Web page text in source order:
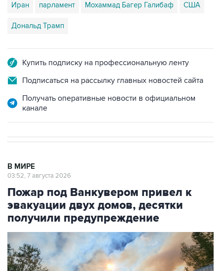
Иран парламент Мохаммад Багер Галибаф США
Дональд Трамп
Купить подписку на профессиональную ленту
Подписаться на рассылку главных новостей сайта
Получать оперативные новости в официальном
канале
В МИРЕ
03:52, 7 августа 2026
Пожар под Ванкувером привел к
эвакуации двух домов, десятки
получили предупреждение